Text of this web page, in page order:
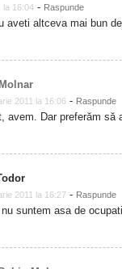
la 16:04 - Raspunde
aveti altceva mai bun
2011 la 16:06 - Raspunde
avem. Dar preferăm să
2011 la 16:27 - Raspunde
nu suntem asa de